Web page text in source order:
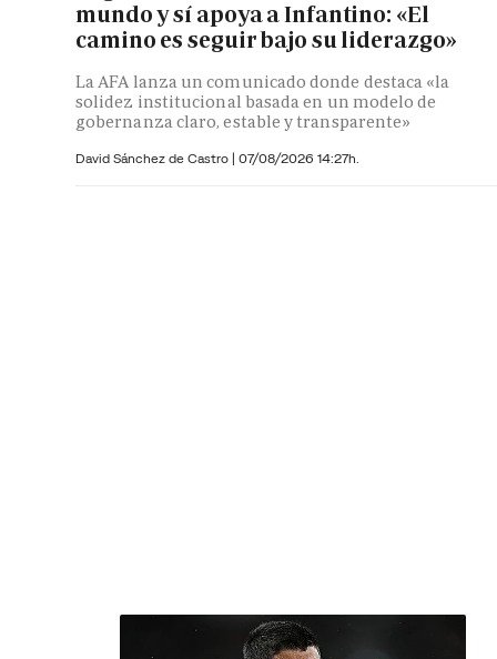
mundo y sí apoya a Infantino: «El
camino es seguir bajo su liderazgo»
La AFA lanza un comunicado donde destaca «la
solidez institucional basada en un modelo de
gobernanza claro, estable y transparente»
David Sánchez de Castro | 07/08/2026 14:27h.